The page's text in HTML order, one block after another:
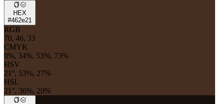
HEX
#462e21
RGB
70, 46, 33
CMYK
0%, 34%, 53%, 73%
HSV
21°, 53%, 27%
HSL
21°, 36%, 20%